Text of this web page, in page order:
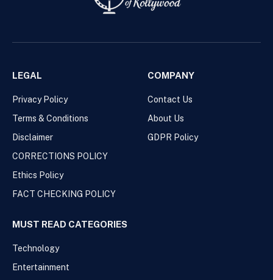
LEGAL
Privacy Policy
Terms & Conditions
Disclaimer
CORRECTIONS POLICY
Ethics Policy
FACT CHECKING POLICY
COMPANY
Contact Us
About Us
GDPR Policy
MUST READ CATEGORIES
Technology
Entertainment